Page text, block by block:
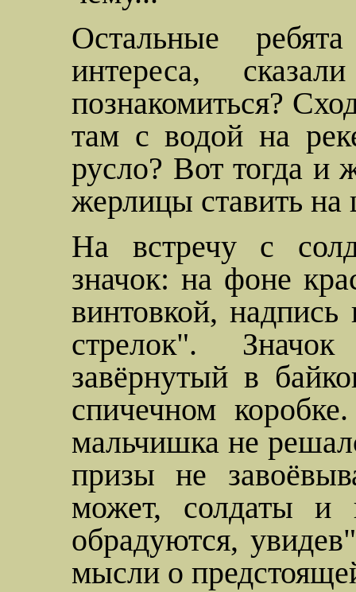
Остальные
интереса,
познакомиться?
там с водой на
русло? Вот тогда
жерлицы ставить
На встречу с
значок: на фоне
винтовкой,
стрелок".
завёрнутый в
спичечном
мальчишка не
призы не
может, солдаты и
обрадуются,
мысли о